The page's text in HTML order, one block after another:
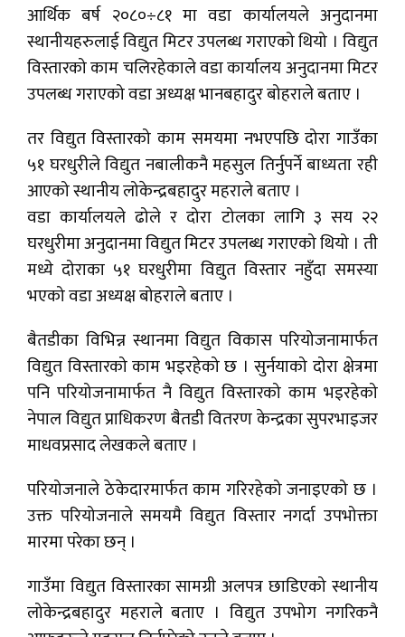
आर्थिक बर्ष २०८०÷८१ मा वडा कार्यालयले अनुदानमा
स्थानीयहरुलाई विद्युत मिटर उपलब्ध गराएको थियो । विद्युत
विस्तारको काम चलिरहेकाले वडा कार्यालय अनुदानमा मिटर
उपलब्ध गराएको वडा अध्यक्ष भानबहादुर बोहराले बताए ।
तर विद्युत विस्तारको काम समयमा नभएपछि दोरा गाउँका
५१ घरधुरीले विद्युत नबालीकनै महसुल तिर्नुपर्ने बाध्यता रही
आएको स्थानीय लोकेन्द्रबहादुर महराले बताए ।
वडा कार्यालयले ढोले र दोरा टोलका लागि ३ सय २२
घरधुरीमा अनुदानमा विद्युत मिटर उपलब्ध गराएको थियो । ती
मध्ये दोराका ५१ घरधुरीमा विद्युत विस्तार नहुँदा समस्या
भएको वडा अध्यक्ष बोहराले बताए ।
बैतडीका विभिन्न स्थानमा विद्युत विकास परियोजनामार्फत
विद्युत विस्तारको काम भइरहेको छ । सुर्नयाको दोरा क्षेत्रमा
पनि परियोजनामार्फत नै विद्युत विस्तारको काम भइरहेको
नेपाल विद्युत प्राधिकरण बैतडी वितरण केन्द्रका सुपरभाइजर
माधवप्रसाद लेखकले बताए ।
परियोजनाले ठेकेदारमार्फत काम गरिरहेको जनाइएको छ ।
उक्त परियोजनाले समयमै विद्युत विस्तार नगर्दा उपभोक्ता
मारमा परेका छन् ।
गाउँमा विद्युत विस्तारका सामग्री अलपत्र छाडिएको स्थानीय
लोकेन्द्रबहादुर महराले बताए । विद्युत उपभोग नगरिकनै